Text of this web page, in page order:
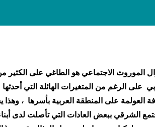
الموروث الاجتماعي هو الطاغي على
على الرغم من المتغيرات الهائلة التي
العولمة على المنطقة العربية بأسرها ،
الشرقي ببعض العادات التي تأصلت لدى